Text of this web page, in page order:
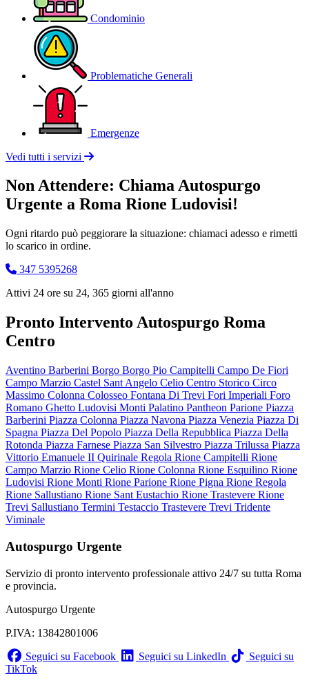
Condominio
Problematiche Generali
Emergenze
Vedi tutti i servizi
Non Attendere: Chiama Autospurgo
Urgente a Roma Rione Ludovisi!
Ogni ritardo può peggiorare la situazione: chiamaci adesso e rimetti
lo scarico in ordine.
347 5395268
Attivi 24 ore su 24, 365 giorni all'anno
Pronto Intervento Autospurgo Roma
Centro
Aventino Barberini Borgo Borgo Pio Campitelli Campo De Fiori
Campo Marzio Castel Sant Angelo Celio Centro Storico Circo
Massimo Colonna Colosseo Fontana Di Trevi Fori Imperiali Foro
Romano Ghetto Ludovisi Monti Palatino Pantheon Parione Piazza
Barberini Piazza Colonna Piazza Navona Piazza Venezia Piazza Di
Spagna Piazza Del Popolo Piazza Della Repubblica Piazza Della
Rotonda Piazza Farnese Piazza San Silvestro Piazza Trilussa Piazza
Vittorio Emanuele II Quirinale Regola Rione Campitelli Rione
Campo Marzio Rione Celio Rione Colonna Rione Esquilino Rione
Ludovisi Rione Monti Rione Parione Rione Pigna Rione Regola
Rione Sallustiano Rione Sant Eustachio Rione Trastevere Rione
Trevi Sallustiano Termini Testaccio Trastevere Trevi Tridente
Viminale
Autospurgo Urgente
Servizio di pronto intervento professionale attivo 24/7 su tutta Roma
e provincia.
Autospurgo Urgente
P.IVA: 13842801006
Seguici su Facebook
Seguici su LinkedIn
Seguici su
TikTok